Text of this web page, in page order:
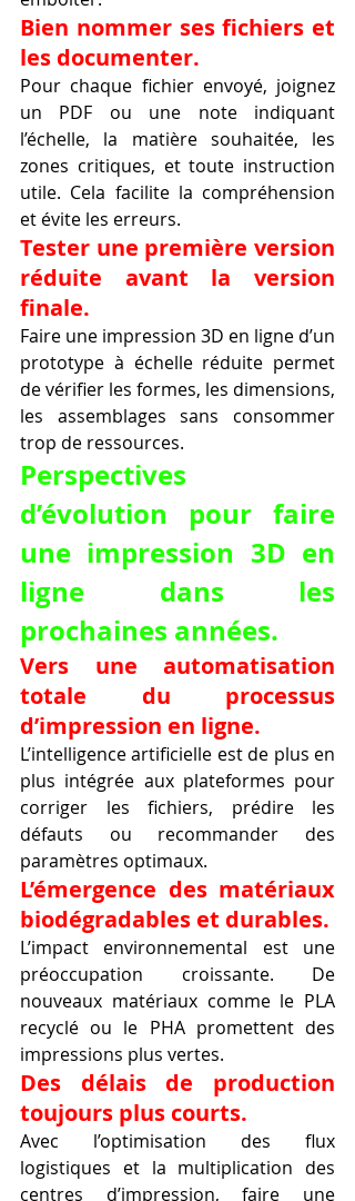
Bien nommer ses fichiers et
les documenter.
Pour chaque fichier envoyé, joignez
un PDF ou une note indiquant
l’échelle, la matière souhaitée, les
zones critiques, et toute instruction
utile. Cela facilite la compréhension
et évite les erreurs.
Tester une première version
réduite avant la version
finale.
Faire une impression 3D en ligne d’un
prototype à échelle réduite permet
de vérifier les formes, les dimensions,
les assemblages sans consommer
trop de ressources.
Perspectives
d’évolution pour faire
une impression 3D en
ligne dans les
prochaines années.
Vers une automatisation
totale du processus
d’impression en ligne.
L’intelligence artificielle est de plus en
plus intégrée aux plateformes pour
corriger les fichiers, prédire les
défauts ou recommander des
paramètres optimaux.
L’émergence des matériaux
biodégradables et durables.
L’impact environnemental est une
préoccupation croissante. De
nouveaux matériaux comme le PLA
recyclé ou le PHA promettent des
impressions plus vertes.
Des délais de production
toujours plus courts.
Avec l’optimisation des flux
logistiques et la multiplication des
centres d’impression, faire une